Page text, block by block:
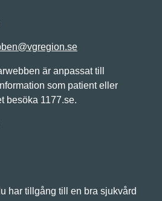
är anpassat till
som patient eller
besöka 1177.se.
har tillgång till en bra sjukvård